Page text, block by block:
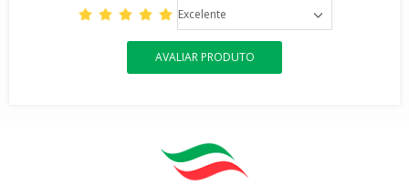
Excelente
AVALIAR PRODUTO